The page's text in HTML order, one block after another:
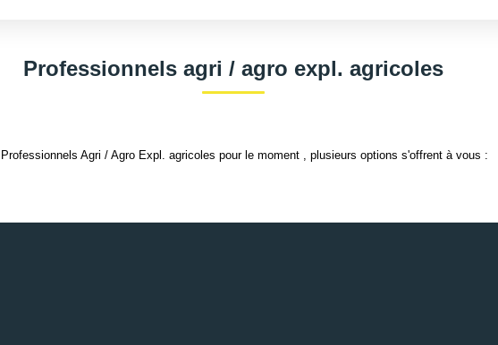
Professionnels agri / agro expl. agricoles
Agri / Agro Expl. agricoles pour le moment , plusieurs options s'offrent à vous :